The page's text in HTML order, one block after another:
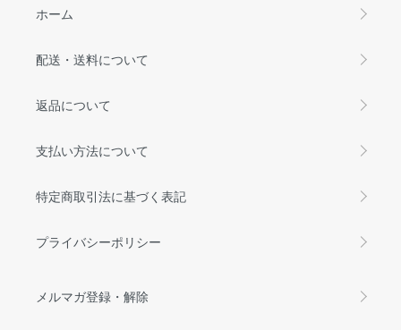
ホーム
配送・送料について
返品について
支払い方法について
特定商取引法に基づく表記
プライバシーポリシー
メルマガ登録・解除